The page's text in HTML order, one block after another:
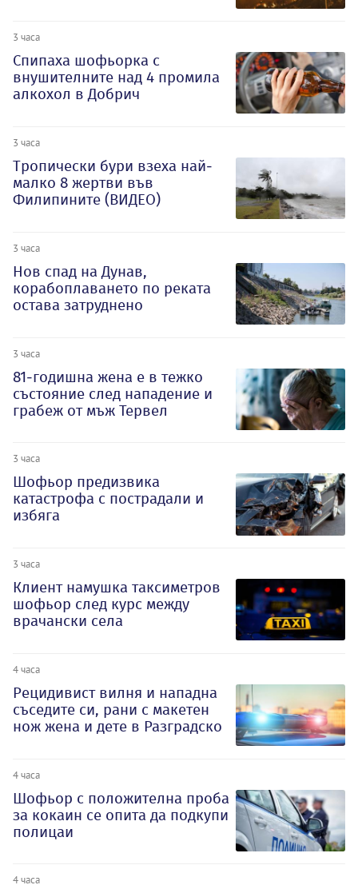
3 часа
Спипаха шофьорка с
внушителните над 4 промила
алкохол в Добрич
3 часа
Тропически бури взеха най-
малко 8 жертви във
Филипините (ВИДЕО)
3 часа
Нов спад на Дунав,
корабоплаването по реката
остава затруднено
3 часа
81-годишна жена е в тежко
състояние след нападение и
грабеж от мъж Тервел
3 часа
Шофьор предизвика
катастрофа с пострадали и
избяга
3 часа
Клиент намушка таксиметров
шофьор след курс между
врачански села
4 часа
Рецидивист вилня и нападна
съседите си, рани с макетен
нож жена и дете в Разградско
4 часа
Шофьор с положителна проба
за кокаин се опита да подкупи
полицаи
4 часа